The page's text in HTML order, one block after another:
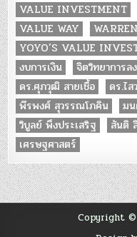
VALUE INVESTMENT
VALUE WAY
YOYO’S VALUE
งบการเงิน
จิตวิทยาการล
ดร.ศุภวุฒิ สายเชื้อ
ดร.ไ
พีรพงศ์ สุวรรณโภคิน
ม
วิบูลย์ พึงประเสริฐ
สันติ
เศรษฐศาสตร์
Copyright